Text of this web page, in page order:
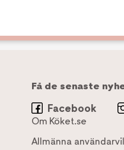
Få de senaste
Facebook
Om Köket.se
Allmänna